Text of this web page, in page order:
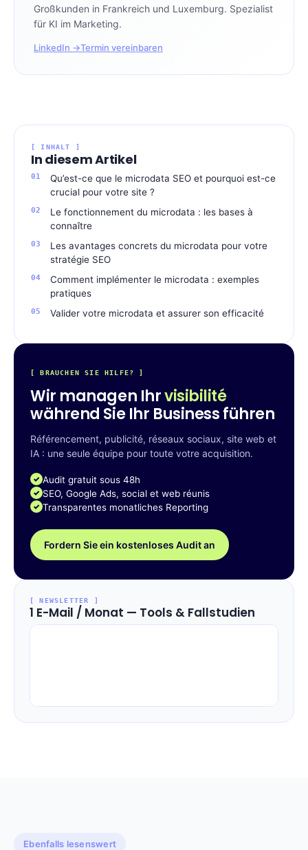
Großkunden in Frankreich und Luxemburg. Spezialist
für KI im Marketing.
LinkedIn →Termin vereinbaren
[ INHALT ]
In diesem Artikel
Qu’est-ce que le microdata SEO et pourquoi est-ce
crucial pour votre site ?
Le fonctionnement du microdata : les bases à
connaître
Les avantages concrets du microdata pour votre
stratégie SEO
Comment implémenter le microdata : exemples
pratiques
Valider votre microdata et assurer son efficacité
[ BRAUCHEN SIE HILFE? ]
Wir managen Ihrvisibilité
während Sie Ihr Business führen
Référencement, publicité, réseaux sociaux, site web et
IA : une seule équipe pour toute votre acquisition.
Audit gratuit sous 48h
SEO, Google Ads, social et web réunis
Transparentes monatliches Reporting
Fordern Sie ein kostenloses Audit an
[ NEWSLETTER ]
1 E-Mail / Monat — Tools & Fallstudien
Ebenfalls lesenswert